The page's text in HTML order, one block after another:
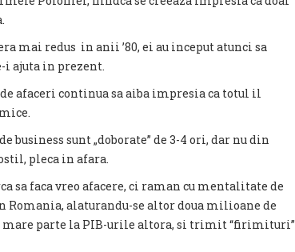
mai redus in anii ’80, ei au inceput atunci sa
ajuta in prezent.
afaceri continua sa aiba impresia ca totul il
business sunt „doborate” de 3-4 ori, dar nu din
pleca in afara.
sa faca vreo afacere, ci raman cu mentalitate de
Romania, alaturandu-se altor doua milioane de
parte la PIB-urile altora, si trimit “firimituri”